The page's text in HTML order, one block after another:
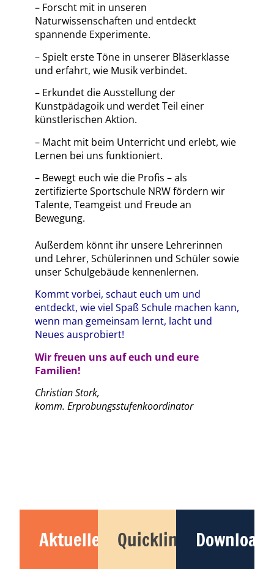
– Forscht mit in unseren
Naturwissenschaften und entdeckt
spannende Experimente.
– Spielt erste Töne in unserer Bläserklasse
und erfahrt, wie Musik verbindet.
– Erkundet die Ausstellung der
Kunstpädagoik und werdet Teil einer
künstlerischen Aktion.
– Macht mit beim Unterricht und erlebt, wie
Lernen bei uns funktioniert.
– Bewegt euch wie die Profis – als
zertifizierte Sportschule NRW fördern wir
Talente, Teamgeist und Freude an
Bewegung.
Außerdem könnt ihr unsere Lehrerinnen
und Lehrer, Schülerinnen und Schüler sowie
unser Schulgebäude kennenlernen.
Kommt vorbei, schaut euch um und
entdeckt, wie viel Spaß Schule machen kann,
wenn man gemeinsam lernt, lacht und
Neues ausprobiert!
Wir freuen uns auf euch und eure
Familien!
Christian Stork,
komm. Erprobungsstufenkoordinator
Aktuelles Quicklinks Downloads